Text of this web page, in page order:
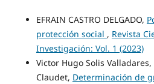
EFRAIN CASTRO DELGADO,
protección social , Revista
Investigación: Vol. 1 (2023)
Victor Hugo Solis
Claudet, Determinación de